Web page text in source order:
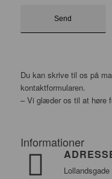
Du kan skrive til os på
kontaktformularen.
– Vi glæder os til at høre
Informationer